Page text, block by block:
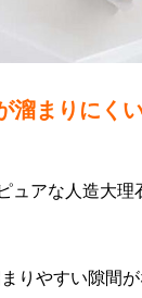
溜まりにく
ュアな人造大
りやすい隙間